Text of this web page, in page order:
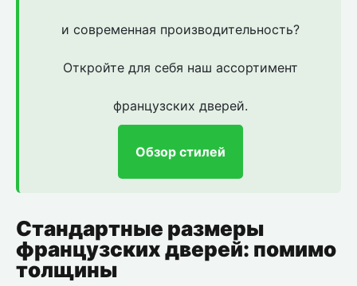
и современная производительность?
Откройте для себя наш ассортимент
французских дверей.
Обзор стилей
Стандартные размеры
французских дверей: помимо
толщины